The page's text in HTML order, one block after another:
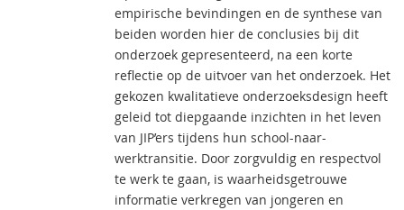
empirische bevindingen en de synthese van
beiden worden hier de conclusies bij dit
onderzoek gepresenteerd, na een korte
reflectie op de uitvoer van het onderzoek. Het
gekozen kwalitatieve onderzoeksdesign heeft
geleid tot diepgaande inzichten in het leven
van JIP’ers tijdens hun school-naar-
werktransitie. Door zorgvuldig en respectvol
te werk te gaan, is waarheidsgetrouwe
informatie verkregen van jongeren en